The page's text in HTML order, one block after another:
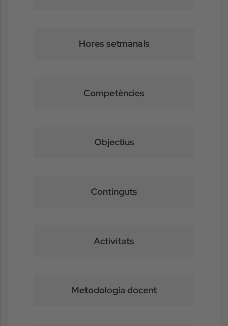
Hores setmanals
Competències
Objectius
Continguts
Activitats
Metodologia docent